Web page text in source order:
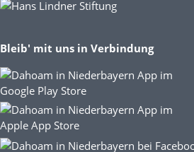
Bleib' mit uns in Verbindung